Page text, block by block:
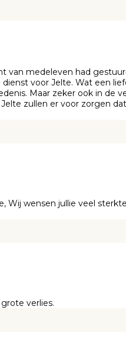
van medeleven had
voor Jelte. Wat een
Maar zeker ook in de
zullen er voor zorgen
Wij wensen jullie veel
verlies.